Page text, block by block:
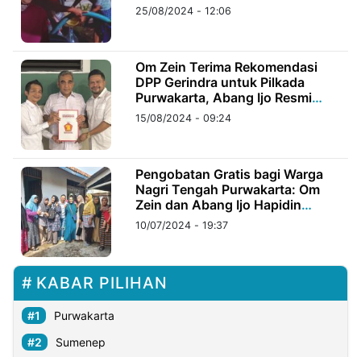
Kabarbaru.co
2026
PT.
Kabarbaru
Media
Holding
25/08/2024 - 12:06
Om Zein Terima Rekomendasi
DPP Gerindra untuk Pilkada
Purwakarta, Abang Ijo Resmi
Jadi Cawabup
15/08/2024 - 09:24
Pengobatan Gratis bagi Warga
Nagri Tengah Purwakarta: Om
Zein dan Abang Ijo Hapidin
Membawa Harapan
10/07/2024 - 19:37
KABAR PILIHAN
Purwakarta
Sumenep